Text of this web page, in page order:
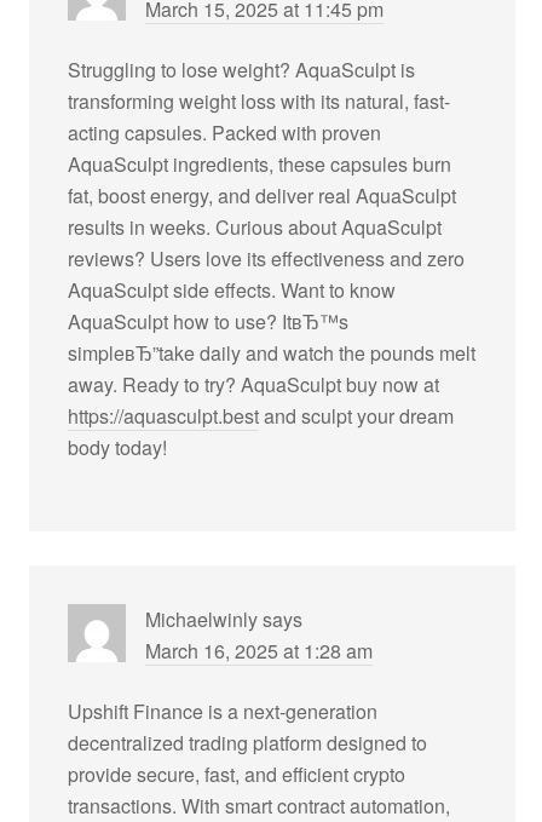
March 15, 2025 at 11:45 pm
Struggling to lose weight? AquaSculpt is
transforming weight loss with its natural, fast-
acting capsules. Packed with proven
AquaSculpt ingredients, these capsules burn
fat, boost energy, and deliver real AquaSculpt
results in weeks. Curious about AquaSculpt
reviews? Users love its effectiveness and zero
AquaSculpt side effects. Want to know
AquaSculpt how to use? ItвЂ™s
simpleвЂ”take daily and watch the pounds melt
away. Ready to try? AquaSculpt buy now at
https://aquasculpt.bestand sculpt your dream
body today!
Michaelwinlysays
March 16, 2025 at 1:28 am
Upshift Finance is a next-generation
decentralized trading platform designed to
provide secure, fast, and efficient crypto
transactions. With smart contract automation,